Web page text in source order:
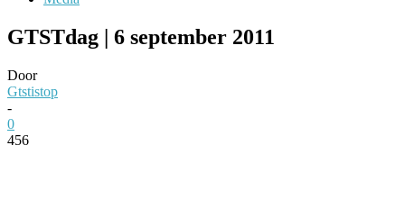
GTSTdag | 6 september 2011
Door
Gtstistop
-
0
456